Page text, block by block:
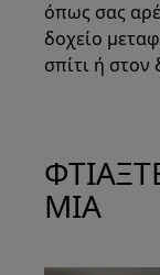
όπως σας
δοχείο
σπίτι ή στον
ΜΙΑ